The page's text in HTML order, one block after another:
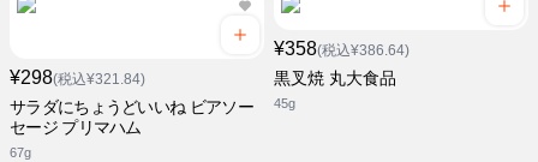
¥298(税込¥321.84)
サラダにちょうどいいね ビアソー
セージ プリマハム
67g
¥358(税込¥386.64)
黒叉焼 丸大食品
45g